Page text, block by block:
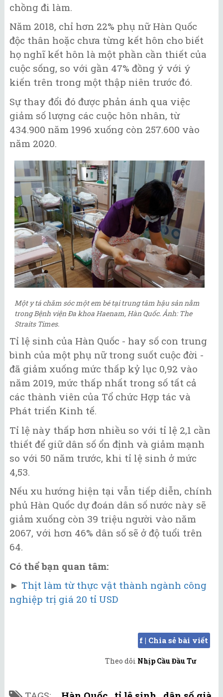
chồng đi làm.
Năm 2018, chỉ hơn 22% phụ nữ Hàn Quốc
độc thân hoặc chưa từng kết hôn cho biết
họ nghĩ kết hôn là một phần cần thiết của
cuộc sống, so với gần 47% đồng ý với ý
kiến trên trong một thập niên trước đó.
Sự thay đổi đó được phản ánh qua việc
giảm số lượng các cuộc hôn nhân, từ
434.900 năm 1996 xuống còn 257.600 vào
năm 2020.
Một y tá chăm sóc một em bé tại trung tâm hậu sản nằm
trong Bệnh viện Đa khoa Haenam, Hàn Quốc. Ảnh: The
Straits Times.
Tỉ lệ sinh của Hàn Quốc - hay số con trung
bình của một phụ nữ trong suốt cuộc đời -
đã giảm xuống mức thấp kỷ lục 0,92 vào
năm 2019, mức thấp nhất trong số tất cả
các thành viên của Tổ chức Hợp tác và
Phát triển Kinh tế.
Tỉ lệ này thấp hơn nhiều so với tỉ lệ 2,1 cần
thiết để giữ dân số ổn định và giảm mạnh
so với 50 năm trước, khi tỉ lệ sinh ở mức
4,53.
Nếu xu hướng hiện tại vẫn tiếp diễn, chính
phủ Hàn Quốc dự đoán dân số nước này sẽ
giảm xuống còn 39 triệu người vào năm
2067, với hơn 46% dân số sẽ ở độ tuổi trên
64.
Có thể bạn quan tâm:
► Thịt làm từ thực vật thành ngành công
nghiệp trị giá 20 tỉ USD
f | Chia sẻ bài viết
Theo dõi Nhịp Cầu Đầu Tư